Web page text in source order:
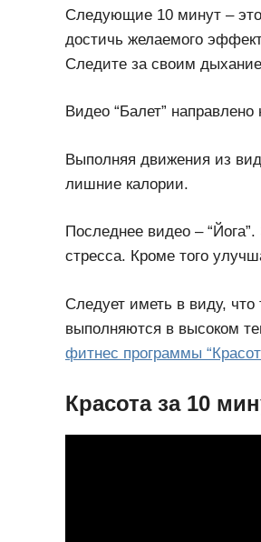
Следующие 10 минут –
достичь желаемого
Следите за своим
Видео “Балет”
Выполняя движения из
лишние калории.
Последнее видео –
стресса. Кроме того
Следует иметь в виду,
выполняются в высоком
фитнес программы
Красота за 10